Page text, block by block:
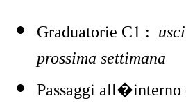
Graduatorie C1 :
prossima settimana
Passaggi